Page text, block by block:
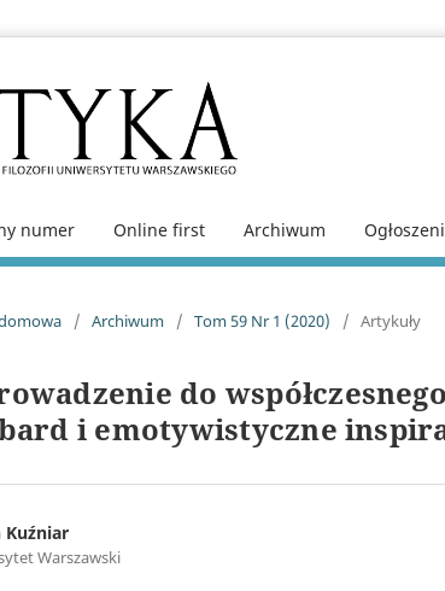
numer Online first Archiwum
/ Archiwum / Tom 59 Nr 1 (2020) / Artykuły
do
i emotywistyczne
Kuźniar
Warszawski